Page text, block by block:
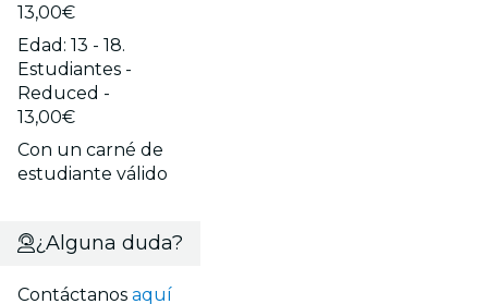
13,00€
Edad: 13 - 18.
Estudiantes -
Reduced -
13,00€
Con un carné de
estudiante válido
¿Alguna duda?
Contáctanos aquí